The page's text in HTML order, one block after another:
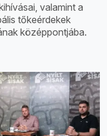
valamint a
tőkeérdekek
középpontjába.